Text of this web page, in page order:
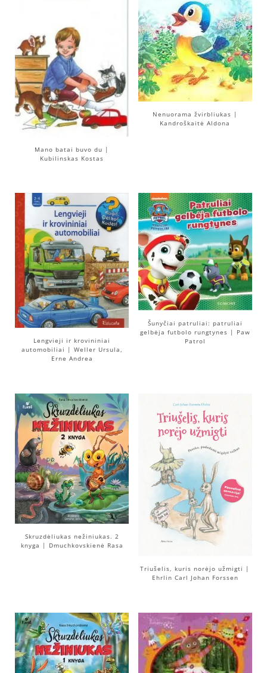
Mano batai buvo du |
Kubilinskas Kostas
Nenuorama žvirbliukas |
Kandroškaitė Aldona
Lengvieji ir krovininiai
automobiliai | Weller Ursula,
Erne Andrea
Šunyčiai patruliai: patruliai
gelbėja futbolo rungtynes | Paw
Patrol
Skruzdėliukas nežiniukas. 2
knyga | Dmuchkovskienė Rasa
Triušelis, kuris norėjo užmigti |
Ehrlin Carl Johan Forssen